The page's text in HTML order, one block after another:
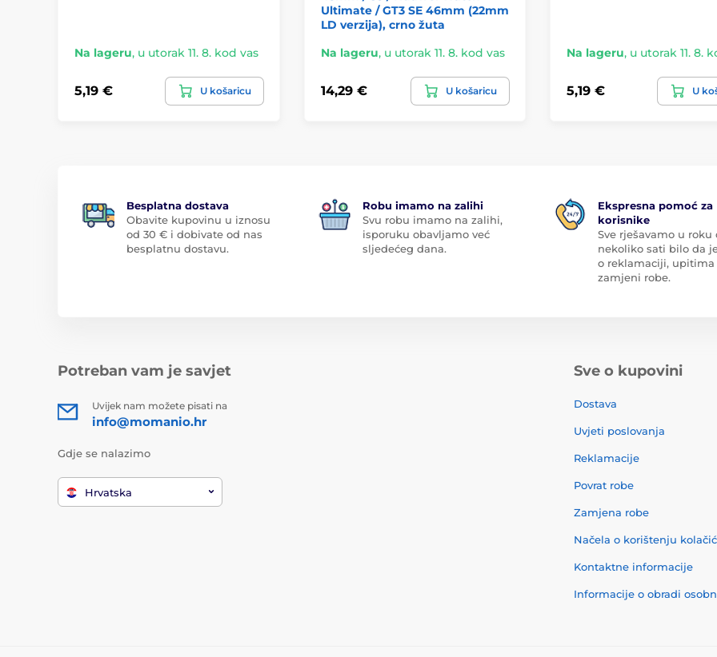
Na lageru, u utorak 11. 8. kod vas
5,19 € U košaricu
Ultimate / GT3 SE 46mm (22mm
LD verzija), crno žuta
Na lageru, u utorak 11. 8. kod vas
14,29 € U košaricu
Na lageru, u utorak 11. 8.
5,19 € U
Besplatna dostava
Obavite kupovinu u iznosu
od 30 € i dobivate od nas
besplatnu dostavu.
Robu imamo na zalihi
Svu robu imamo na zalihi,
isporuku obavljamo već
sljedećeg dana.
Ekspresna pomoć za
korisnike
Sve rješavamo u roku
nekoliko sati bilo da
o reklamaciji, upitima
zamjeni robe.
Potreban vam je savjet
Uvijek nam možete pisati na
info@momanio.hr
Gdje se nalazimo
Hrvatska
Sve o kupovini
Dostava
Uvjeti poslovanja
Reklamacije
Povrat robe
Zamjena robe
Načela o korištenju
Kontaktne informacije
Informacije o obradi